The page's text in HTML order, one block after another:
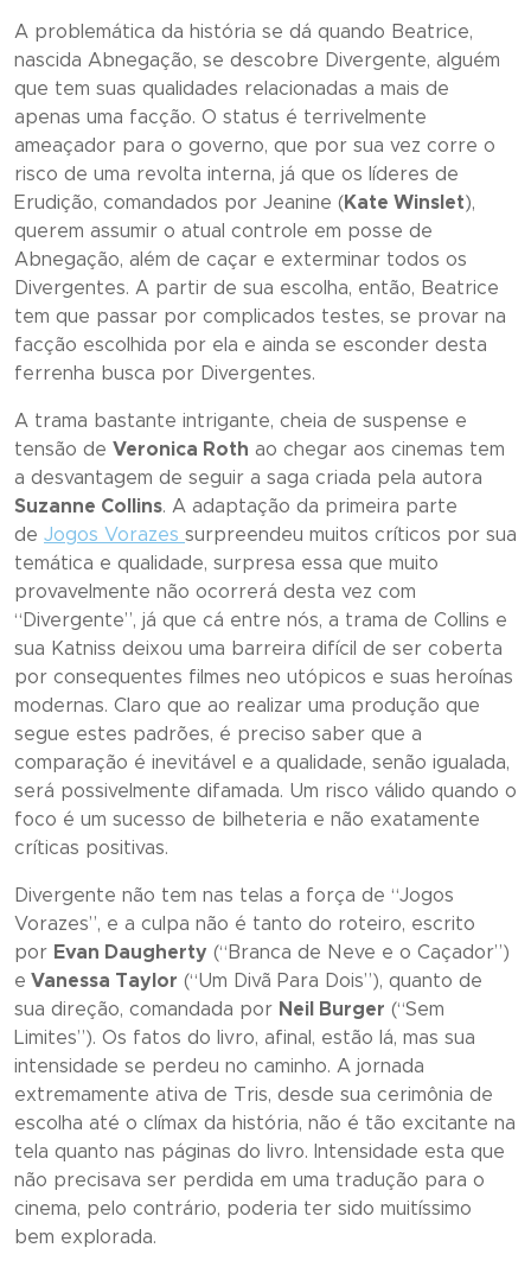
A problemática da história se dá quando Beatrice,
nascida Abnegação, se descobre Divergente, alguém
que tem suas qualidades relacionadas a mais de
apenas uma facção. O status é terrivelmente
ameaçador para o governo, que por sua vez corre o
risco de uma revolta interna, já que os líderes de
Erudição, comandados por Jeanine (Kate Winslet),
querem assumir o atual controle em posse de
Abnegação, além de caçar e exterminar todos os
Divergentes. A partir de sua escolha, então, Beatrice
tem que passar por complicados testes, se provar na
facção escolhida por ela e ainda se esconder desta
ferrenha busca por Divergentes.
A trama bastante intrigante, cheia de suspense e
tensão de Veronica Roth ao chegar aos cinemas tem
a desvantagem de seguir a saga criada pela autora
Suzanne Collins. A adaptação da primeira parte
de Jogos Vorazes surpreendeu muitos críticos por sua
temática e qualidade, surpresa essa que muito
provavelmente não ocorrerá desta vez com
“ Divergente”, já que cá entre nós, a trama de Collins e
sua Katniss deixou uma barreira difícil de ser coberta
por consequentes filmes neo utópicos e suas heroínas
modernas. Claro que ao realizar uma produção que
segue estes padrões, é preciso saber que a
comparação é inevitável e a qualidade, senão igualada,
será possivelmente difamada. Um risco válido quando o
foco é um sucesso de bilheteria e não exatamente
críticas positivas.
Divergente não tem nas telas a força de “Jogos
Vorazes”, e a culpa não é tanto do roteiro, escrito
por Evan Daugherty (“ Branca de Neve e o Caçador”)
e Vanessa Taylor (“Um Divã Para Dois”), quanto de
sua direção, comandada por Neil Burger (“Sem
Limites”). Os fatos do livro, afinal, estão lá, mas sua
intensidade se perdeu no caminho. A jornada
extremamente ativa de Tris, desde sua cerimônia de
escolha até o clímax da história, não é tão excitante na
tela quanto nas páginas do livro. Intensidade esta que
não precisava ser perdida em uma tradução para o
cinema, pelo contrário, poderia ter sido muitíssimo
bem explorada.